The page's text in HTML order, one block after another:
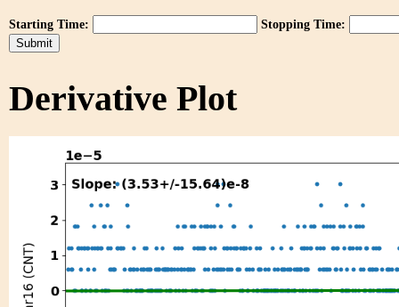
Starting Time: Stopping Time:
Derivative Plot